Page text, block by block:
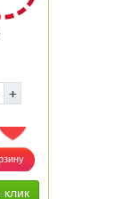
ДОБАВИТЬ В ИЗБРАННОЕ